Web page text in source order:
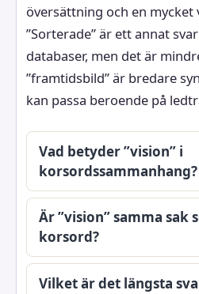
översättning och en mycket
”Sorterade” är ett annat
databaser, men det är
”framtidsbild” är bredare
kan passa beroende på
Vad betyder ”vision” i
korsordssammanhang?
Är ”vision” samma sak
korsord?
Vilket är det längsta